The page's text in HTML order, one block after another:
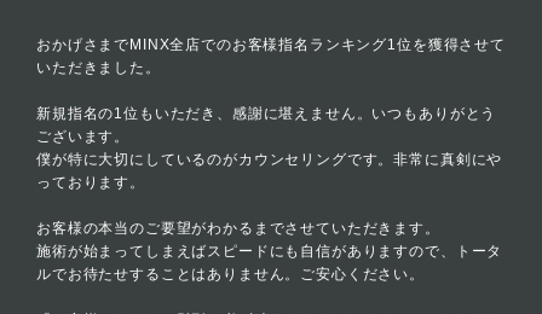
おかげさまでMINX全店でのお客様指名ランキング1位を獲得させて
いただきました。
新規指名の1位もいただき、感謝に堪えません。いつもありがとう
ございます。
僕が特に大切にしているのがカウンセリングです。非常に真剣にや
っております。
お客様の本当のご要望がわかるまでさせていただきます。
施術が始まってしまえばスピードにも自信がありますので、トータ
ルでお待たせすることはありません。ご安心ください。